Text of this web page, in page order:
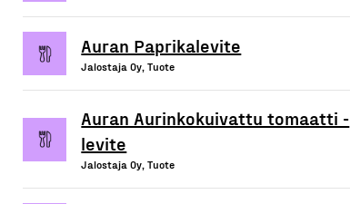
Auran Paprikalevite
Jalostaja Oy, Tuote
Auran Aurinkokuivattu tomaatti -
levite
Jalostaja Oy, Tuote